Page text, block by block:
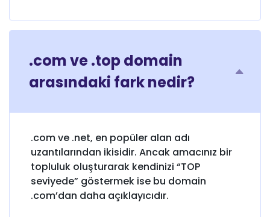
.com ve .top domain
arasındaki fark nedir?
.com ve .net, en popüler alan adı
uzantılarından ikisidir. Ancak amacınız bir
topluluk oluşturarak kendinizi “TOP
seviyede” göstermek ise bu domain
.com’dan daha açıklayıcıdır.